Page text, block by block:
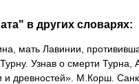
в других словарях:
мать Лавинии,
Узнав о смерти
и древностей». М.Корш.